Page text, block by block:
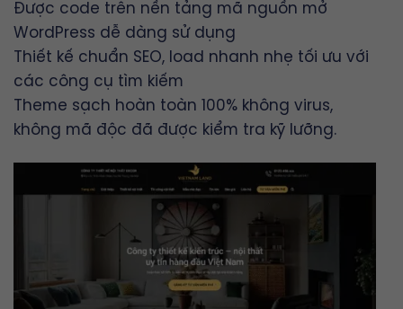
Được code trên nền tảng mã nguồn mở
WordPress dễ dàng sử dụng
Thiết kế chuẩn SEO, load nhanh nhẹ tối ưu với
các công cụ tìm kiếm
Theme sạch hoàn toàn 100% không virus,
không mã độc đã được kiểm tra kỹ lưỡng.